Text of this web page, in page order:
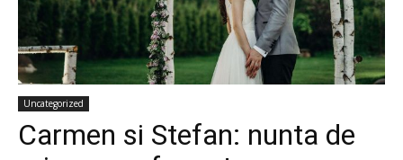
Uncategorized
Carmen si Stefan: nunta de